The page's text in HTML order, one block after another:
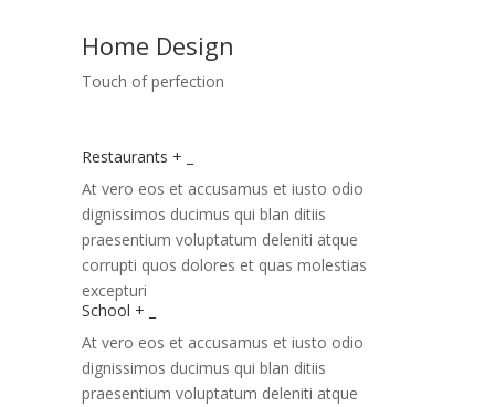
Home Design
Touch of perfection
Restaurants +
At vero eos et accusamus et iusto odio
dignissimos ducimus qui blan ditiis
praesentium voluptatum deleniti atque
corrupti quos dolores et quas molestias
excepturi
School +
At vero eos et accusamus et iusto odio
dignissimos ducimus qui blan ditiis
praesentium voluptatum deleniti atque